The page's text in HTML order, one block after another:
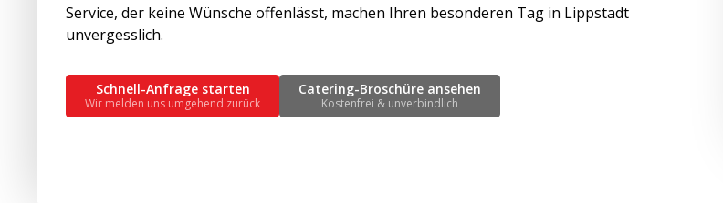
Service, der keine Wünsche offenlässt, machen Ihren besonderen Tag in Lippstadt
unvergesslich.
Schnell-Anfrage starten
Wir melden uns umgehend zurück
Catering-Broschüre ansehen
Kostenfrei & unverbindlich